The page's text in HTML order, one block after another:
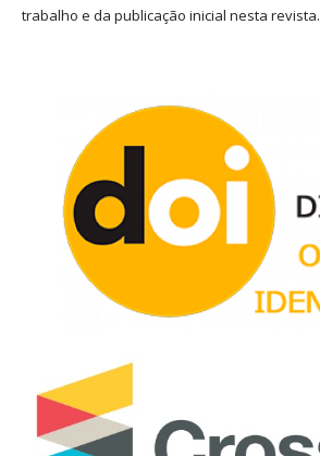
trabalho e da publicação inicial nesta revista.